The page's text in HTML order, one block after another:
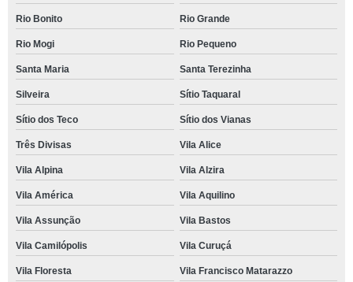
Rio Bonito Rio Grande
Rio Mogi Rio Pequeno
Santa Maria Santa Terezinha
Silveira Sítio Taquaral
Sítio dos Teco Sítio dos Vianas
Três Divisas Vila Alice
Vila Alpina Vila Alzira
Vila América Vila Aquilino
Vila Assunção Vila Bastos
Vila Camilópolis Vila Curuçá
Vila Floresta Vila Francisco Matarazzo